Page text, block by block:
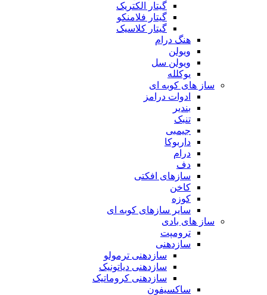
گیتار الکتریک
گیتار فلامنکو
گیتار کلاسیک
هنگ درام
ویولن
ویولن سل
یوکلله
ساز های کوبه ای
ادوات درامز
بندیر
تنبک
جیمبی
داربوکا
درام
دف
سازهای افکتی
کاخن
کوزه
سایر سازهای کوبه ای
ساز های بادی
ترومپت
سازدهنی
سازدهنی ترمولو
سازدهنی دیاتونیک
سازدهنی کروماتیک
ساکسیفون